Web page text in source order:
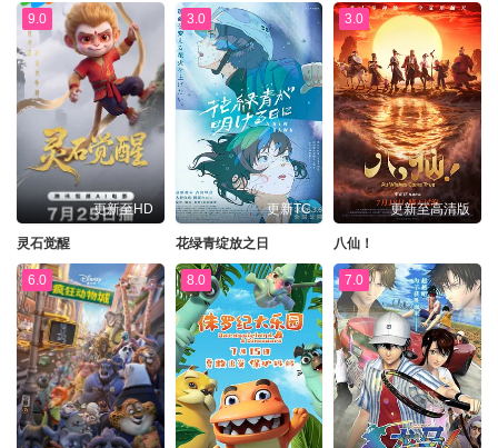
9.0
更新至HD
灵石觉醒
3.0
更新TC
花绿青绽放之日
3.0
更新至高清版
八仙！
6.0 8.0 7.0